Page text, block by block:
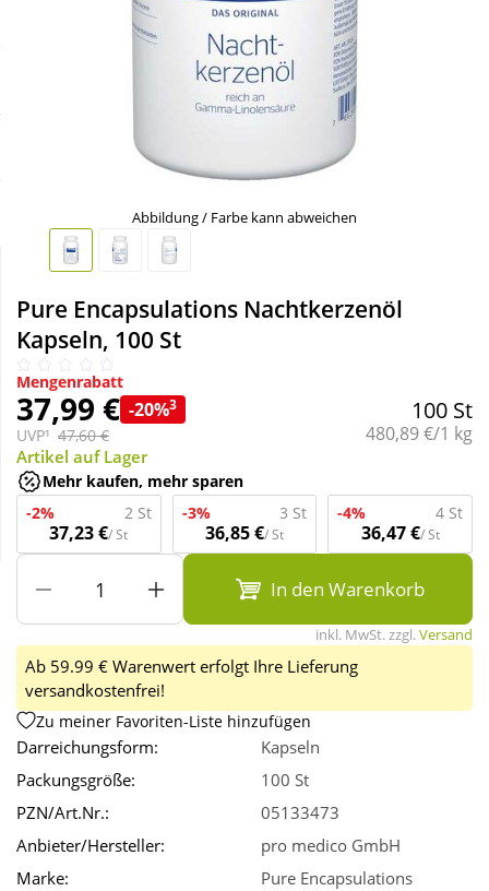
Mehr kaufen, mehr sparen
Körperpflege & Kosmetik
Nahrungsergänzung
Sanitätshaus
Sport & Fitness
Tierbedarf
Wellness
Abbildung / Farbe kann abweichen
Pure Encapsulations Nachtkerzenöl
Kapseln, 100 St
Mengenrabatt
37,99 € -20%3
UVP¹ 47,60 €
100 St
Grundpreis:
480,89 €/1 kg
Artikel auf Lager
Mehr kaufen, mehr sparen
-2%
2 St
37,23 €/ St
-3% 3 St
36,85 €/ St
-4% 4 St
36,47 €/ St
In den Warenkorb
inkl. MwSt. zzgl.Versand
Ab 59.99 € Warenwert erfolgt Ihre Lieferung
versandkostenfrei!
Zu meiner Favoriten-Liste hinzufügen
Darreichungsform:
Kapseln
Packungsgröße:
100 St
PZN/Art.Nr.:
05133473
Anbieter/Hersteller:
pro medico GmbH
Marke:
Pure Encapsulations